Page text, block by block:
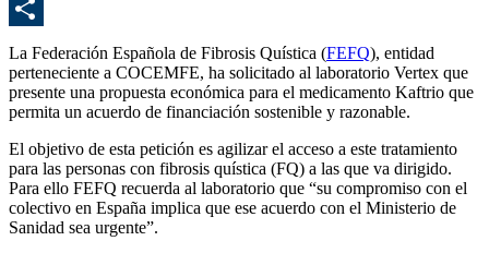
La Federación Española de Fibrosis Quística (FEFQ), entidad
perteneciente a COCEMFE, ha solicitado al laboratorio Vertex que
presente una propuesta económica para el medicamento Kaftrio que
permita un acuerdo de financiación sostenible y razonable.
El objetivo de esta petición es agilizar el acceso a este tratamiento
para las personas con fibrosis quística (FQ) a las que va dirigido.
Para ello FEFQ recuerda al laboratorio que “su compromiso con el
colectivo en España implica que ese acuerdo con el Ministerio de
Sanidad sea urgente”.